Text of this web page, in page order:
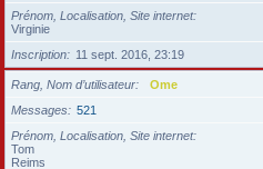
Prénom, Localisation, Site internet
Virginie
Inscription
11 sept. 2016, 23:19
Rang, Nom d’utilisateur
Ome
Messages
521
Prénom, Localisation, Site internet
Tom
Reims